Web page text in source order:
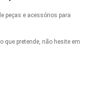
peças e acessórios para
que pretende, não hesite em